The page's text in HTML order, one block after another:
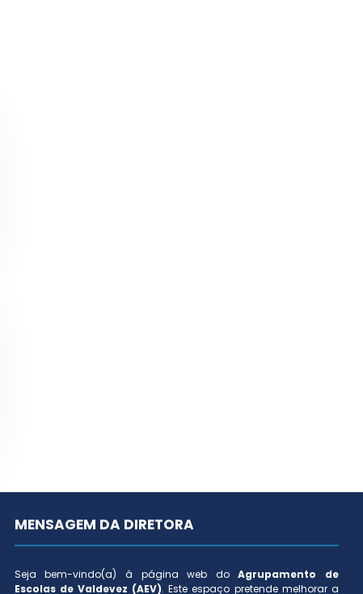
MENSAGEM DA DIRETORA
Seja bem-vindo(a) à página web doAgrupamento de
Escolas de Valdevez (AEV). Este espaço pretende melhorar a